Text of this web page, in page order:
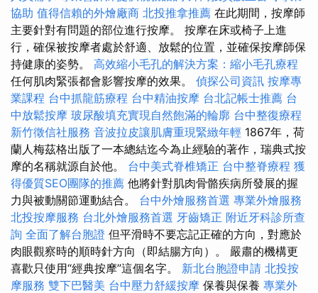
協助 值得信賴的外燴廠商 北投推拿推薦 在此期間，按摩師
主要針對有問題的部位進行按摩。 按摩在床或椅子上進
行，確保被按摩者處於舒適、放鬆的位置，並確保按摩師保
持健康的姿勢。 高效縮小毛孔的解決方案：縮小毛孔療程
任何肌肉緊張都會影響按摩的效果。 偵探公司資訊 按摩專
業課程 台中抓龍筋療程 台中精油按摩 台北記帳士推薦 台
中放鬆按摩 玻尿酸填充實現自然飽滿的輪廓 台中整復療程
新竹徵信社服務 音波拉皮讓肌膚重現緊緻年輕 1867年，荷
蘭人梅茲格出版了一本總結迄今為止經驗的著作，瑞典式按
摩的名稱就源自於他。 台中美式脊椎矯正 台中整脊療程 獲
得優質SEO團隊的推薦 他將針對肌肉骨骼疾病所發展的握
力與被動關節運動結合。 台中外燴服務首選 專業外燴服務
北投按摩服務 台北外燴服務首選 牙齒矯正 附近牙科診所查
詢 全面了解台胞證 但平滑時不要忘記正確的方向，對應於
肉眼觀察時的順時針方向（即結腸方向）。 嚴肅的機構更
喜歡只使用“經典按摩”這個名字。 新北台胞證申請 北投按
摩服務 雙下巴醫美 台中壓力舒緩按摩 保養與保養 專業外